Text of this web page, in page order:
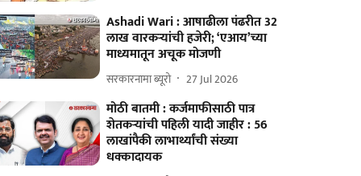
Ashadi Wari : आषाढीला पंढरीत 32
लाख वारकऱ्यांची हजेरी; ‘एआय’च्या
माध्यमातून अचूक मोजणी
सरकारनामा ब्यूरो 27 Jul 2026
मोठी बातमी : कर्जमाफीसाठी पात्र
शेतकऱ्यांची पहिली यादी जाहीर : 56
लाखांपैकी लाभार्थ्यांची संख्या
धक्कादायक